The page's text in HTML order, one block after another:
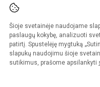
Šioje svetainėje naudojame
paslaugų kokybę, analizuoti
patirtį. Spustelėję mygtuką
slapukų naudojimu šioje
sutikimus, prašome apsilankyti
© 2025. Kauno r.
Kopijuoti turinį be raštiško
Prieinamumo
Sumanus būdas atnaujinti